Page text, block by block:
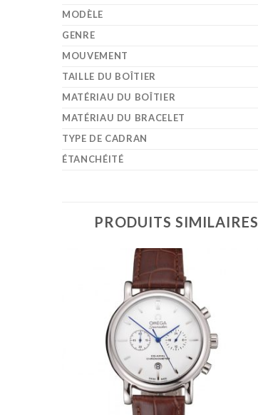
MODÈLE
GENRE
MOUVEMENT
TAILLE DU BOÎTIER
MATÉRIAU DU BOÎTIER
MATÉRIAU DU BRACELET
TYPE DE CADRAN
ÉTANCHÉITÉ
PRODUITS SIMILAIRES